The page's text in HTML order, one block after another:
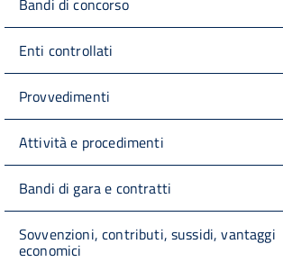
Enti controllati
Provvedimenti
Attività e procedimenti
Bandi di gara e contratti
Sovvenzioni, contributi, sussidi, vantaggi
economici